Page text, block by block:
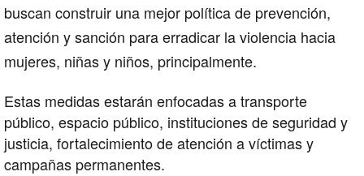
buscan construir una mejor política de prevención,
atención y sanción para erradicar la violencia hacia
mujeres, niñas y niños, principalmente.
Estas medidas estarán enfocadas a transporte
público, espacio público, instituciones de seguridad y
justicia, fortalecimiento de atención a víctimas y
campañas permanentes.